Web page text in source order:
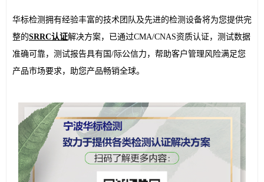
华标检测拥有经验丰富的技术团队及先进的检测设备将为您提供完
整的SRRC认证解决方案，已通过CMA/CNAS资质认证，测试数据
准确可靠，测试报告具有国/际公信力，帮助客户管理风险满足您
产品市场要求，助您产品畅销全球。